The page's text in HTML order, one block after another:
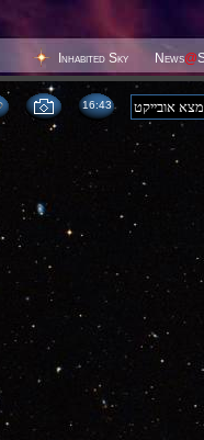
Inhabited Sky News@
16 43